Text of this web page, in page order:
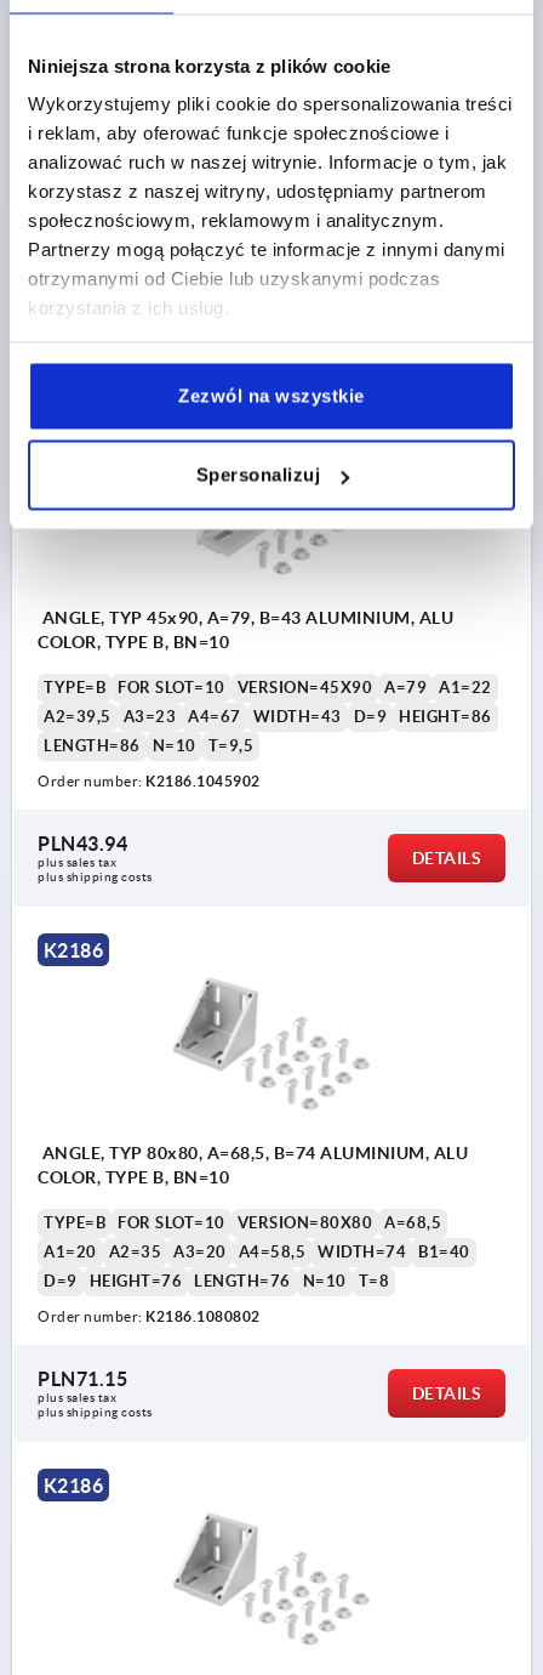
Niniejsza strona korzysta z plików cookie
Wykorzystujemy pliki cookie do spersonalizowania treści
i reklam, aby oferować funkcje społecznościowe i
analizować ruch w naszej witrynie. Informacje o tym, jak
korzystasz z naszej witryny, udostępniamy partnerom
społecznościowym, reklamowym i analitycznym.
Partnerzy mogą połączyć te informacje z innymi danymi
otrzymanymi od Ciebie lub uzyskanymi podczas
korzystania z ich usług.
Zezwól na wszystkie
Spersonalizuj
ANGLE, TYP 40x80, A=68, B=38 ALUMINIUM, ALU
COLOR, TYPE B, BN=10
TYPE=B FOR SLOT=10 VERSION=40X80 A=68
A1=20
A4=59 WIDTH=38 D=9
LENGTH=76
T=8,5
Order number:K2186.1040802
PLN43.94
ANGLE, TYP 45x90, A=79, B=43 ALUMINIUM, ALU
COLOR, TYPE B, BN=10
TYPE=B FOR SLOT=10 VERSION=45X90 A=79
A1=22
A2=39,5
A3=23 A4=67 WIDTH=43 D=9
HEIGHT=86
LENGTH=86
N=10 T=9,5
Order number: K2186.1045902
PLN43.94
plus sales tax
plus shipping costs
DETAILS
K2186
ANGLE, TYP 80x80, A=68,5, B=74 ALUMINIUM, ALU
COLOR, TYPE B, BN=10
TYPE=B FOR SLOT=10 VERSION=80X80
A=68,5
A1=20
A2=35 A3=20 A4=58,5 WIDTH=74
B1=40
D=9
HEIGHT=76 LENGTH=76 N=10 T=8
Order number: K2186.1080802
PLN71.15
plus sales tax
plus shipping costs
DETAILS
K2186